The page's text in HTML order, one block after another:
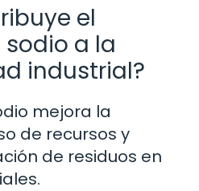
el
a la
industrial?
mejora la
de recursos y
de residuos en